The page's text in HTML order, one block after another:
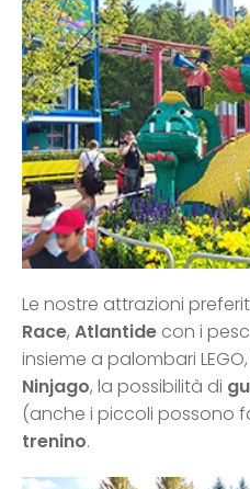
Le nostre attrazioni
Race, Atlantide con i
insieme a palombari
Ninjago, la possibilità di
(anche i piccoli possono
trenino.